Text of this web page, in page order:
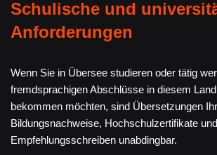
Schulische und
Anforderungen
Wenn Sie in Übersee studieren oder tätig
fremdsprachigen Abschlüsse in diesem
bekommen möchten, sind Übersetzungen
Bildungsnachweise, Hochschulzertifikate und
Empfehlungsschreiben unabdingbar.